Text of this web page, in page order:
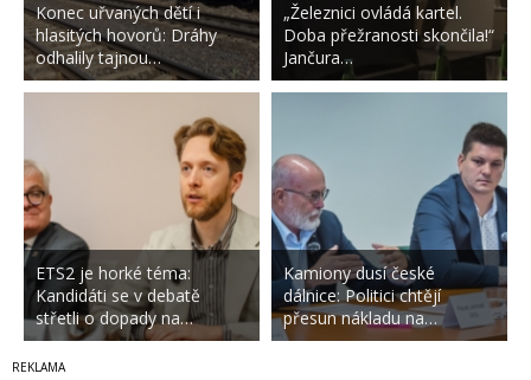
Konec uřvaných dětí i
hlasitých hovorů: Dráhy
odhalily tajnou…
ETS2 je horké téma:
Kandidáti se v debatě
střetli o dopady na…
„Železnici ovládá kartel.
Doba přežranosti skončila!“
Jančura…
Kamiony dusí české
dálnice: Politici chtějí
přesun nákladu na…